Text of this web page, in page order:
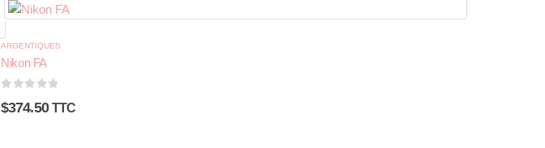
ARGENTIQUES
Nikon FA
$374.50 TTC